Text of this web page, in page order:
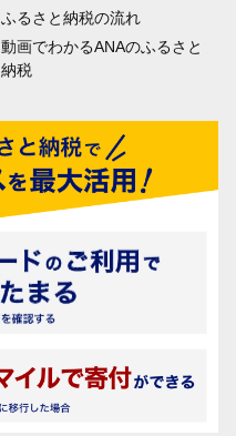
ふるさと納税の流れ
動画でわかるANAのふるさと
納税